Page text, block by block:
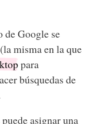
de Google se
misma en la que
para
búsquedas de
asignar una